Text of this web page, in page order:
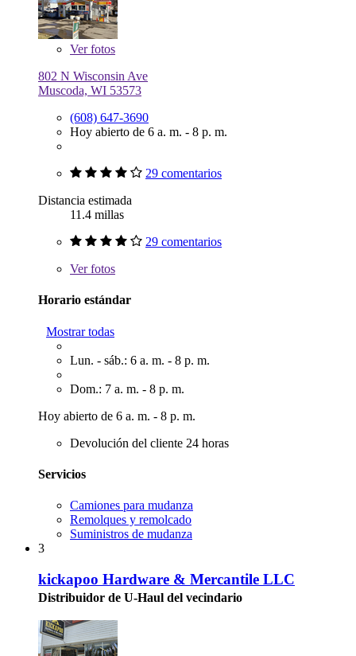
Verfotos
802 N Wisconsin Ave
Muscoda, WI 53573
(608) 647-3690
Hoy abierto de 6 a. m. - 8 p. m.
29 comentarios
Distancia estimada
11.4 millas
29 comentarios
Verfotos
Horario estándar
Mostrar todas
Lun. - sáb.: 6 a. m. - 8 p. m.
Dom.: 7 a. m. - 8 p. m.
Hoy abierto de 6 a. m. - 8 p. m.
Devolución del cliente 24 horas
Servicios
Camiones para mudanza
Remolques y remolcado
Suministros de mudanza
3
kickapoo Hardware & Mercantile LLC
Distribuidor de U-Haul del vecindario